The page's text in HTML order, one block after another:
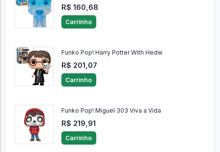
R$ 160,68
Carrinho
Funko Pop! Harry Potter With Hedw
R$ 201,07
Carrinho
Funko Pop! Miguel 303 Viva a Vida
R$ 219,91
Carrinho